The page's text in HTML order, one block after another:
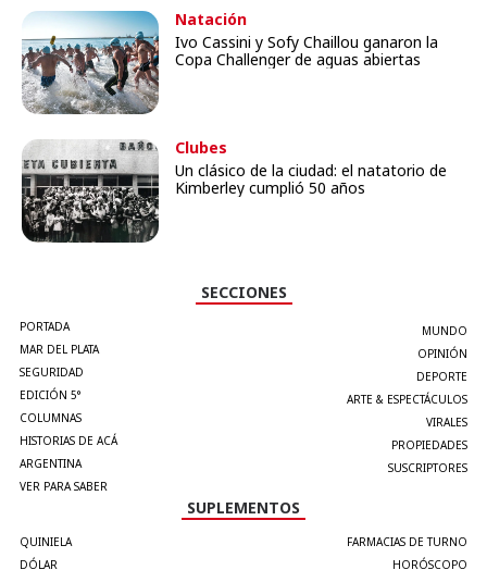
Natación
Ivo Cassini y Sofy Chaillou ganaron la
Copa Challenger de aguas abiertas
Clubes
Un clásico de la ciudad: el natatorio de
Kimberley cumplió 50 años
SECCIONES
PORTADA
MAR DEL PLATA
SEGURIDAD
EDICIÓN 5°
COLUMNAS
HISTORIAS DE ACÁ
ARGENTINA
VER PARA SABER
MUNDO
OPINIÓN
DEPORTE
ARTE & ESPECTÁCULOS
VIRALES
PROPIEDADES
SUSCRIPTORES
SUPLEMENTOS
QUINIELA
DÓLAR
FARMACIAS DE TURNO
HORÓSCOPO